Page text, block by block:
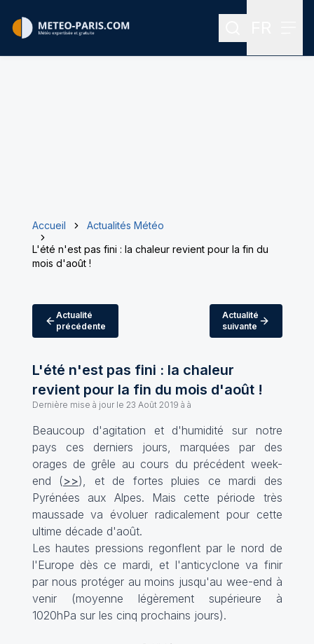
Rechercher
Accueil
Actualités Météo
L'été n'est pas fini : la chaleur revient pour la fin du
mois d'août !
Actualité
précédente
Actualité
suivante
L'été n'est pas fini : la chaleur
revient pour la fin du mois d'août !
Dernière mise à jour le 23 Août 2019 à à
Beaucoup d'agitation et d'humidité sur notre
pays ces derniers jours, marquées par des
orages de grêle au cours du précédent week-
end (>>), et de fortes pluies ce mardi des
Pyrénées aux Alpes. Mais cette période très
maussade va évoluer radicalement pour cette
ultime décade d'août.
Les hautes pressions regonflent par le nord de
l'Europe dès ce mardi, et l'anticyclone va finir
par nous protéger au moins jusqu'au wee-end à
venir (moyenne légèrement supérieure à
1020hPa sur les cinq prochains jours).